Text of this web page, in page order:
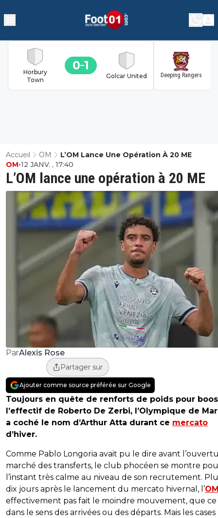
Horbury
Town
0 1
Golcar United Deeping Rangers
Accueil OM L’OM Lance Une Opération À 20 ME
L’OM lance une opération à 20 ME
OM•12 JANV. , 17:40
ParAlexis Rose
Partager sur
Ajouter comme source préférée sur Google
Toujours en quête de renforts de poids pour
l’effectif de Roberto De Zerbi, l’Olympique de
a coché le nom d’Arthur Atta durant ce mercato
d’hiver.
Comme Pablo Longoria avait pu le dire avant
marché des transferts, le club phocéen se montre
l’instant très calme au niveau de son recrutement.
dix jours après le lancement du mercato hivernal, l’
effectivement pas fait le moindre mouvement, que ce
dans le sens des arrivées ou des départs. Mais les cases